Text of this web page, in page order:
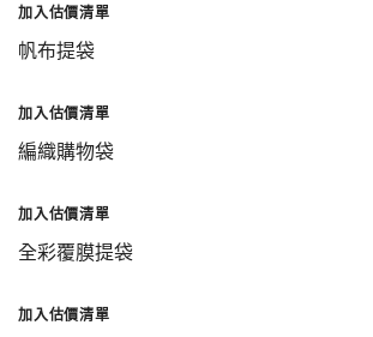
加入估價清單
帆布提袋
加入估價清單
編織購物袋
加入估價清單
全彩覆膜提袋
加入估價清單